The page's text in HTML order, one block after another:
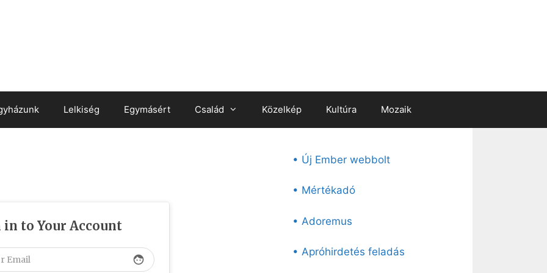
Lelkiség Egymásért Család Közelkép Kultúra Mozaik
in to Your Account
face
• Új Ember webbolt
• Mértékadó
• Adoremus
• Apróhirdetés feladás